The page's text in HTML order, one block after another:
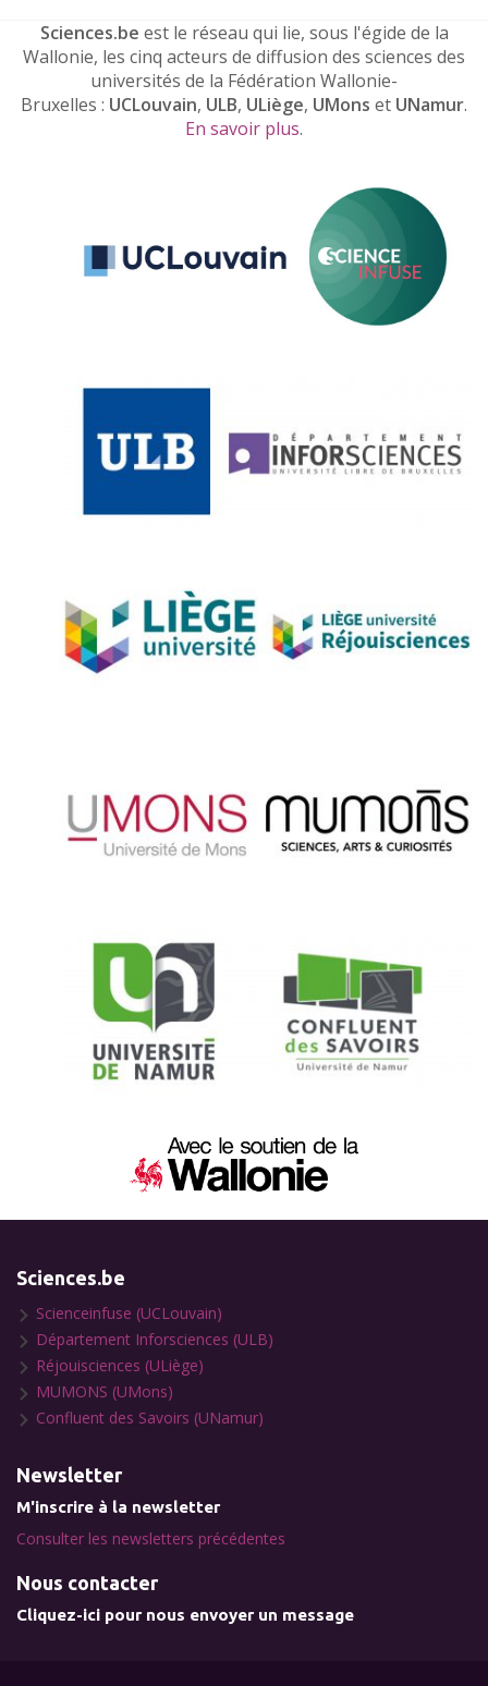
Sciences.be est le réseau qui lie, sous l'égide de la
Wallonie, les cinq acteurs de diffusion des sciences des
universités de la Fédération Wallonie-
Bruxelles : UCLouvain, ULB, ULiège, UMons et UNamur.
En savoir plus.
Sciences.be
Scienceinfuse (UCLouvain)
Département Inforsciences (ULB)
Réjouisciences (ULiège)
MUMONS (UMons)
Confluent des Savoirs (UNamur)
Newsletter
M'inscrire à la newsletter
Consulter les newsletters précédentes
Nous contacter
Cliquez-ici pour nous envoyer un message